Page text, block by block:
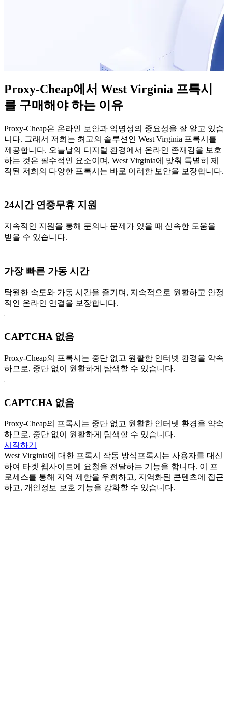
Proxy-Cheap에서 West Virginia 프록시
를 구매해야 하는 이유
Proxy-Cheap은 온라인 보안과 익명성의 중요성을 잘 알고 있습
니다. 그래서 저희는 최고의 솔루션인 West Virginia 프록시를
제공합니다. 오늘날의 디지털 환경에서 온라인 존재감을 보호
하는 것은 필수적인 요소이며, West Virginia에 맞춰 특별히 제
작된 저희의 다양한 프록시는 바로 이러한 보안을 보장합니다.
24시간 연중무휴 지원
지속적인 지원을 통해 문의나 문제가 있을 때 신속한 도움을
받을 수 있습니다.
가장 빠른 가동 시간
탁월한 속도와 가동 시간을 즐기며, 지속적으로 원활하고 안정
적인 온라인 연결을 보장합니다.
CAPTCHA 없음
Proxy-Cheap의 프록시는 중단 없고 원활한 인터넷 환경을 약속
하므로, 중단 없이 원활하게 탐색할 수 있습니다.
CAPTCHA 없음
Proxy-Cheap의 프록시는 중단 없고 원활한 인터넷 환경을 약속
하므로, 중단 없이 원활하게 탐색할 수 있습니다.
시작하기
West Virginia에 대한 프록시 작동 방식 프록시는 사용자를 대신
하여 타겟 웹사이트에 요청을 전달하는 기능을 합니다. 이 프
로세스를 통해 지역 제한을 우회하고, 지역화된 콘텐츠에 접근
하고, 개인정보 보호 기능을 강화할 수 있습니다.